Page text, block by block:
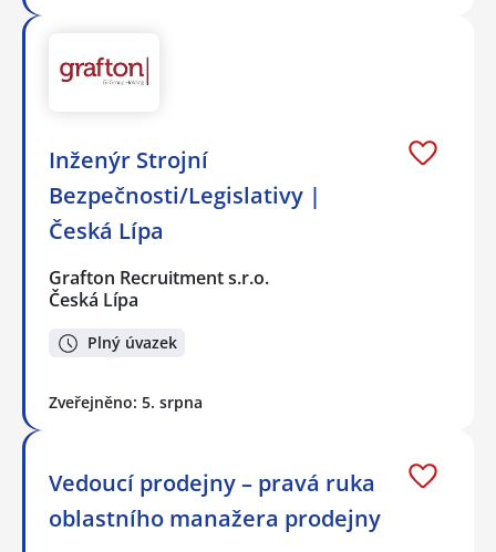
Inženýr Strojní
Bezpečnosti/Legislativy |
Česká Lípa
Grafton Recruitment s.r.o.
Česká Lípa
Plný úvazek
Zveřejněno: 5. srpna
Vedoucí prodejny – pravá ruka
oblastního manažera prodejny